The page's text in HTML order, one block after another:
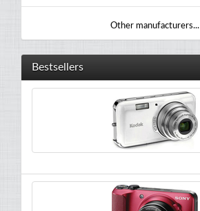
Other manufacturers...
Bestsellers